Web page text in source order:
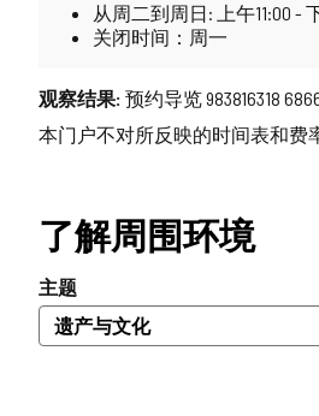
从周二到周日: 上午11:00 -
关闭时间：周一
观察结果: 预约导览 983816318
本门户不对所反映的时间表和费
了解周围环境
主题